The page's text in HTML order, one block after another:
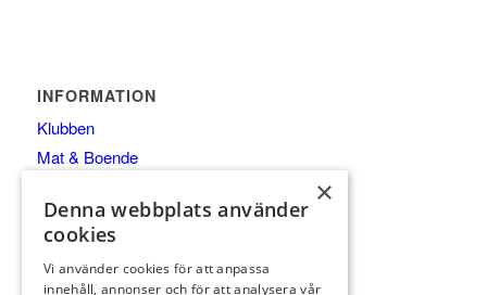
INFORMATION
Klubben
Mat & Boende
Träning
Golfkurser 2026
Gäst
×
Denna webbplats använder
cookies
Vi använder cookies för att anpassa
innehåll, annonser och för att analysera vår